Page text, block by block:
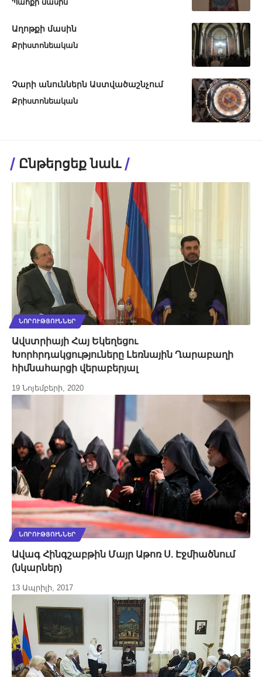
Պահքի մասին
Աղոթքի մասին
Քրիստոնեական
Չարի անուններն Աստվածաշնչում
Քրիստոնեական
Ընթերցեք նաև
ՆՈՐՈՒԹՅՈՒՆՆԵՐ
Ավստրիայի Հայ Եկեղեցու
Խորհրդակցություները Լեռնային Ղարաբաղի
հիմնահարցի վերաբերյալ
19 Նոյեմբերի, 2020
ՆՈՐՈՒԹՅՈՒՆՆԵՐ
Ավագ Հինգշաբթին Մայր Աթոռ Ս. Էջմիածնում
(նկարներ)
13 Ապրիլի, 2017